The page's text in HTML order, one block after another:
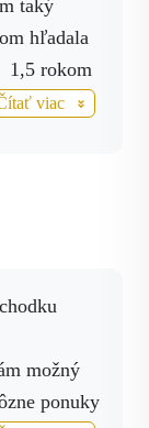
taký
hľadala
1,5 rokom
sa hneď
celou
si
viac
možný
ponuky